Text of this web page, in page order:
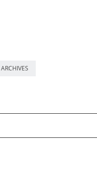
ARCHIVES